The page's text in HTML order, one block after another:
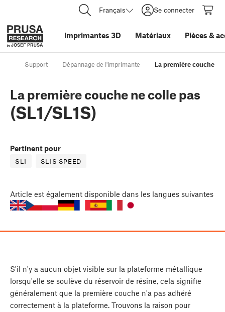
Français Se connecter
Imprimantes 3D Matériaux Pièces &
Support Dépannage de l'imprimante La première couche ne
La première couche ne colle pas
(SL1/SL1S)
Pertinent pour
SL1 SL1S SPEED
Article est également disponible dans les langues suivantes
S'il n'y a aucun objet visible sur la plateforme métallique
lorsqu'elle se soulève du réservoir de résine, cela signifie
généralement que la première couche n'a pas adhéré
correctement à la plateforme. Trouvons la raison pour